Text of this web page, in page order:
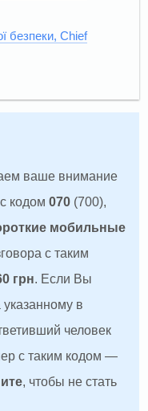
безпеки, Chief
ваше внимание
кодом070 (700),
мобильные
с таким
грн. Если Вы
в
человек
с таким кодом —
, чтобы не стать